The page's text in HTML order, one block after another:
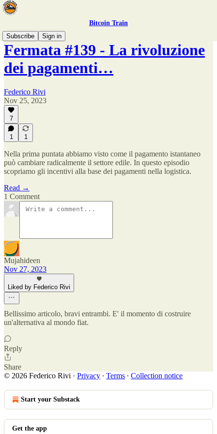
Bitcoin Train
Subscribe
Sign in
Fermata #139 - La rivoluzione
dei pagamenti…
Federico Rivi
Nov 25, 2023
7
1 1
Nella prima puntata abbiamo visto come il pagamento istantaneo
può cambiare radicalmente il settore edile. In questo episodio
scopriamo gli incentivi alla base dei pagamenti nella logistica.
Read →
1 Comment
Mujahideen
Nov 27, 2023
Liked by Federico Rivi
Bellissimo articolo, bravi entrambi. E' il momento di costruire
un'alternativa al mondo fiat.
Reply
Share
© 2026 Federico Rivi · Privacy ∙ Terms ∙ Collection notice
Start your Substack
Get the app